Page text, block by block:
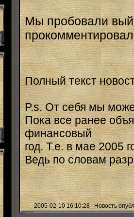
Мы пробовали
Полный текст
P.s. От себя мы
Пока все ранее
финансовый
год. Т.е. в мае 2005
Ведь по словам
2005-02-10 16:10:28 | Новость